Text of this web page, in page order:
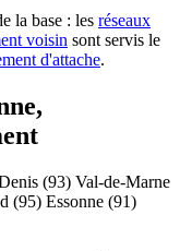
la base : les réseaux
voisin sont servis le
d'attache.
(93) Val-de-Marne
(95) Essonne (91)